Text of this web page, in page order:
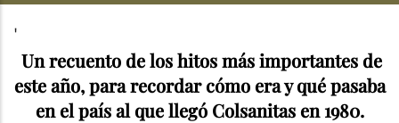
'
Un recuento de los hitos más importantes de
este año, para recordar cómo era y qué pasaba
en el país al que llegó Colsanitas en 1980.